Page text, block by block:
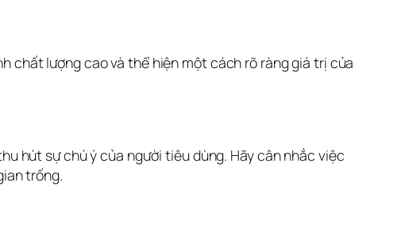
chất lượng cao và thể hiện một cách rõ ràng giá trị của
hút sự chú ý của người tiêu dùng. Hãy cân nhắc việc
trống.